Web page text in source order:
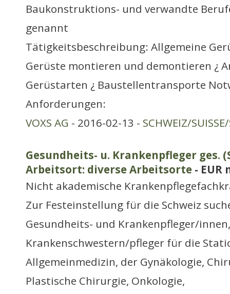
Baukonstruktions- und verwandte
genannt
Tätigkeitsbeschreibung: Allgemeine
Gerüste montieren und demontieren ¿
Gerüstarten ¿ Baustellentransporte
Anforderungen:
VOXS AG - 2016-02-13 - SCHWEIZ/
Gesundheits- u. Krankenpfleger ges.
Arbeitsort: diverse Arbeitsorte -
Nicht akademische
Zur Festeinstellung für die Schweiz
Gesundheits- und Krankenpfleger/innen,
Krankenschwestern/pfleger für die
Allgemeinmedizin, der Gynäkologie,
Plastische Chirurgie, Onkologie,